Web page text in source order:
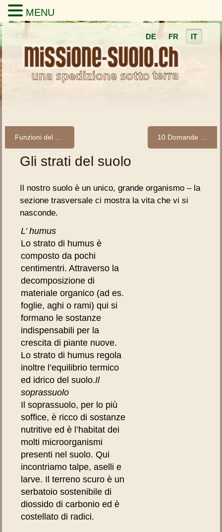
DE FR IT
Funzioni del suolo: suolo e clima 10 Domande sul nostro lombrico (prima parte)
Gli strati del suolo
Il nostro suolo è un unico, grande organismo – la
sezione trasversale ci mostra la vita che vi si
nasconde.
L’ humus
Lo strato di humus è
composto da pochi
centimentri. Attraverso la
decomposizione di
materiale organico (ad es.
foglie, aghi o rami) qui si
formano le sostanze
indispensabili per la
crescita di piante nuove.
Lo strato di humus regola
inoltre l’equilibrio termico
ed idrico del suolo.Il
soprassuolo
Il soprassuolo, per lo più
soffice, è ricco di sostanze
nutritive ed è l’habitat dei
molti microorganismi
presenti nel suolo. Qui
incontriamo talpe, aselli e
larve. Il terreno scuro è un
serbatoio sostenibile di
diossido di carbonio ed è
costellato di radici.
MENU